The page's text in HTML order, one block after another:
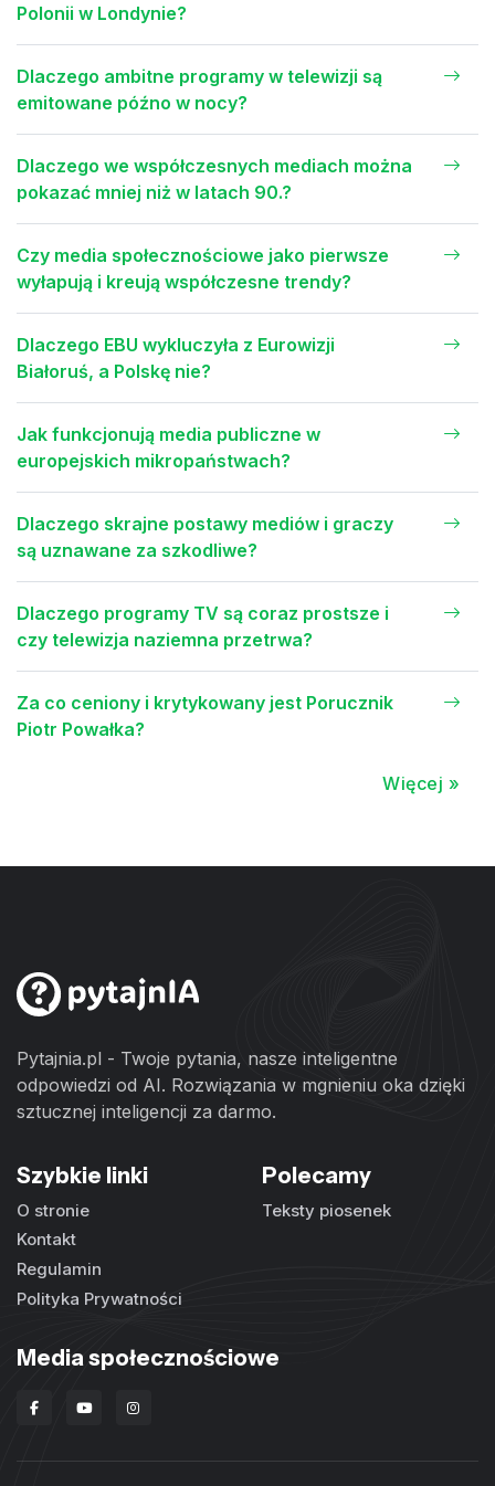
Polonii w Londynie?
Dlaczego ambitne programy w telewizji są
emitowane późno w nocy?
Dlaczego we współczesnych mediach można
pokazać mniej niż w latach 90.?
Czy media społecznościowe jako pierwsze
wyłapują i kreują współczesne trendy?
Dlaczego EBU wykluczyła z Eurowizji
Białoruś, a Polskę nie?
Jak funkcjonują media publiczne w
europejskich mikropaństwach?
Dlaczego skrajne postawy mediów i graczy
są uznawane za szkodliwe?
Dlaczego programy TV są coraz prostsze i
czy telewizja naziemna przetrwa?
Za co ceniony i krytykowany jest Porucznik
Piotr Powałka?
Więcej »
Pytajnia.pl - Twoje pytania, nasze inteligentne
odpowiedzi od AI. Rozwiązania w mgnieniu oka dzięki
sztucznej inteligencji za darmo.
Szybkie linki
O stronie
Kontakt
Regulamin
Polityka Prywatności
Polecamy
Teksty piosenek
Media społecznościowe